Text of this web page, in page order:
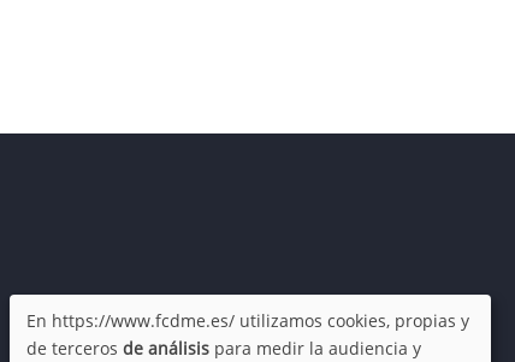
En https://www.fcdme.es/ utilizamos cookies, propias y
de terceros de análisis para medir la audiencia y